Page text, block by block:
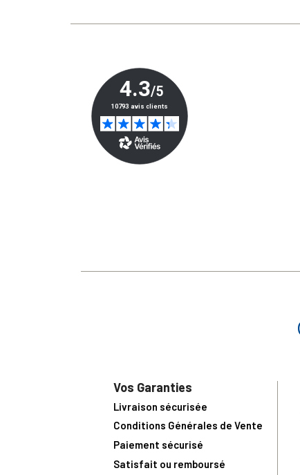
Vos Garanties
Livraison sécurisée
Conditions Générales de Vente
Paiement sécurisé
Satisfait ou remboursé